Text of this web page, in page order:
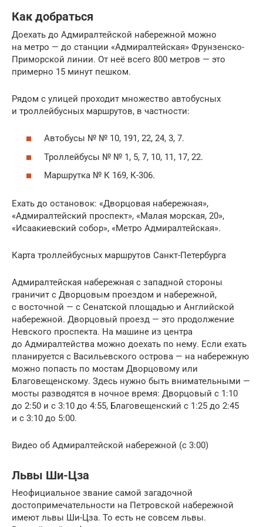
Как добраться
Доехать до Адмиралтейской набережной можно
на метро — до станции «Адмиралтейская» Фрунзенско-
Приморской линии. От неё всего 800 метров — это
примерно 15 минут пешком.
Рядом с улицей проходит множество автобусных
и троллейбусных маршрутов, в частности:
Автобусы № № 10, 191, 22, 24, 3, 7.
Троллейбусы № № 1, 5, 7, 10, 11, 17, 22.
Маршрутка № К 169, К-306.
Ехать до остановок: «Дворцовая набережная»,
«Адмиралтейский проспект», «Малая морская, 20»,
«Исаакиевский собор», «Метро Адмиралтейская».
Карта троллейбусных маршрутов Санкт-Петербурга
Адмиралтейская набережная с западной стороны
граничит с Дворцовым проездом и набережной,
с восточной — с Сенатской площадью и Английской
набережной. Дворцовый проезд — это продолжение
Невского проспекта. На машине из центра
до Адмиралтейства можно доехать по нему. Если ехать
планируется с Васильевского острова — на набережную
можно попасть по мостам Дворцовому или
Благовещенскому. Здесь нужно быть внимательными —
мосты разводятся в ночное время: Дворцовый с 1:10
до 2:50 и с 3:10 до 4:55, Благовещенский с 1:25 до 2:45
и с 3:10 до 5:00.
Видео об Адмиралтейской набережной (с 3:00)
Львы Ши-Цза
Неофициальное звание самой загадочной
достопримечательности на Петровской набережной
имеют львы Ши-Цза. То есть не совсем львы.